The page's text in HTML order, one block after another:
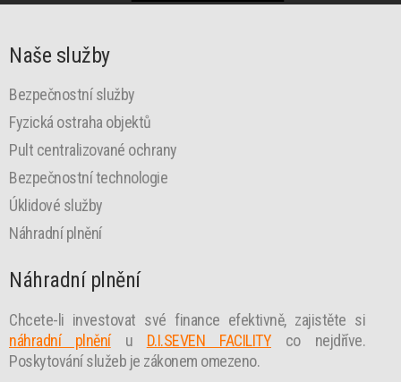
Naše služby
Bezpečnostní služby
Fyzická ostraha objektů
Pult centralizované ochrany
Bezpečnostní technologie
Úklidové služby
Náhradní plnění
Náhradní plnění
Chcete-li investovat své finance efektivně, zajistěte si
náhradní plněníu D.I.SEVEN FACILITY co nejdříve.
Poskytování služeb je zákonem omezeno.